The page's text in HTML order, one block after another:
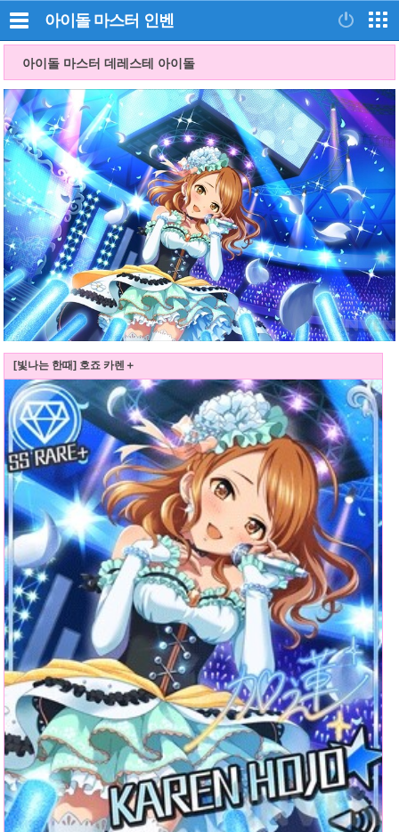
아이돌 마스터 인벤
아이돌 마스터 데레스테 아이돌
[빛나는 한때] 호죠 카렌＋